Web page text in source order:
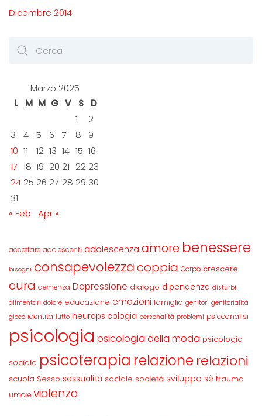
Dicembre 2014
Marzo 2025
L
M M G V S
D
1
2
3
4 5 6 7 8
9
10 11 12 13 14 15 16
17 18 19 20 21 22 23
24 25 26 27 28 29 30
31
« Feb
Apr »
accettare adolescenti adolescenza amore benessere
bisogni consapevolezzacoppia Corpo crescere
cura demenza Depressione dialogo dipendenza disturbi
alimentari dolore educazione emozioni famiglia genitori genitorialità
gioco identità lutto neuropsicologia personalità problemi psicoanalisi
psicologia psicologia della moda psicologia
sociale psicoterapia relazione relazioni
scuola Sesso sessualità sociale società sviluppo sè trauma
umore violenza